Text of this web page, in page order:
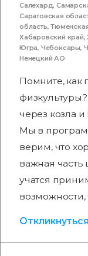
Салехард,
Саратовская
область,
Хабаровский край,
Югра, Чебоксары,
Ненецкий АО
Помните, как
через козла и
Мы в
верим, что
важная часть
учатся
возможности,
Откликнуться